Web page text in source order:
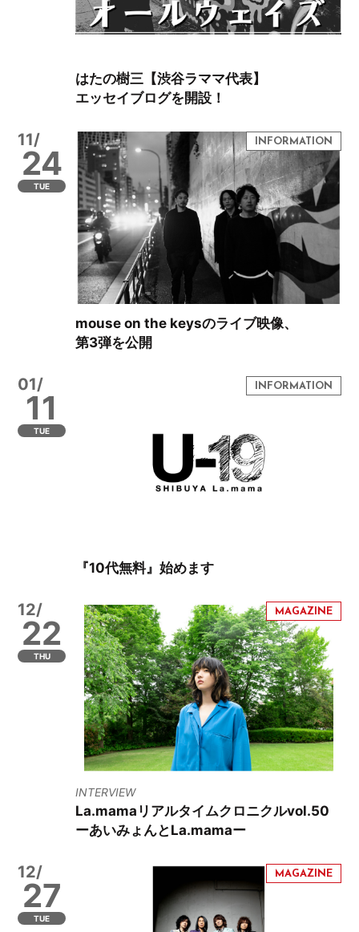
はたの樹三【渋谷ラママ代表】
エッセイブログを開設！
11/
24
TUE
mouse on the keysのライブ映像、
第3弾を公開
01/
11
TUE
『10代無料』始めます
12/
22
THU
INTERVIEW
La.mamaリアルタイムクロニクルvol.50
ーあいみょんとLa.mamaー
12/
27
TUE